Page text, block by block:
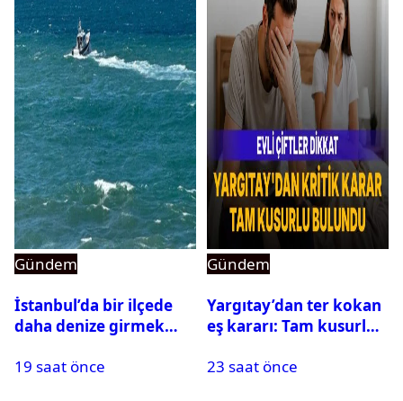
Gündem
İstanbul’da bir ilçede
daha denize girmek
19 saat önce
Gündem
Yargıtay’dan ter kokan
eş kararı: Tam kusurlu
23 saat önce